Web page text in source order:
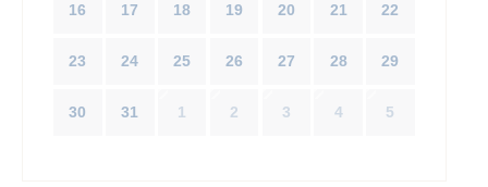
16 17 18 19 20 21 22
23 24 25 26 27 28 29
30 31 1 2 3 4 5